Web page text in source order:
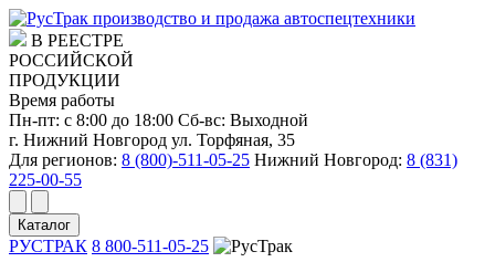
производство и продажа автоспецтехники
В РЕЕСТРЕ
РОССИЙСКОЙ
ПРОДУКЦИИ
Время работы
Пн-пт: с 8:00 до 18:00 Сб-вс: Выходной
г. Нижний Новгород ул. Торфяная, 35
Для регионов: 8 (800)-511-05-25 Нижний Новгород: 8 (831)
225-00-55
Каталог
РУСТРАК 8 800-511-05-25